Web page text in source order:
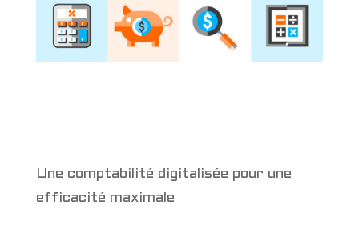
Une comptabilité digitalisée pour une
efficacité maximale